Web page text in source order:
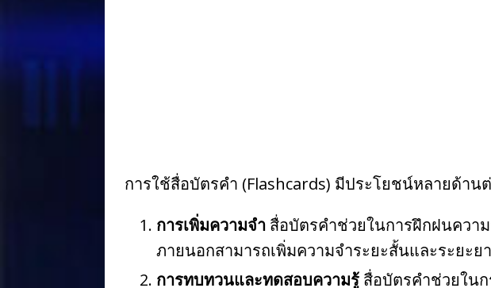
การใช้สื่อบัตรคำ (Flashcards) มีประโยชน์หลายด้า
การเพิ่มความจำ สื่อบัตรคำช่วยในการฝึกฝนควา
ภายนอกสามารถเพิ่มความจำระยะสั้นและระยะย
การทบทวนและทดสอบความรู้ สื่อบัตรคำช่วยใน